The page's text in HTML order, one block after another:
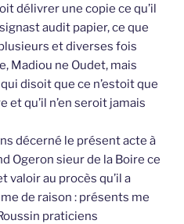
délivrer une copie ce qu’il
audit papier, ce que
et diverses fois
Madiou ne Oudet, mais
disoit que ce n’estoit que
et qu’il n’en seroit jamais
décerné le présent acte à
Ogeron sieur de la Boire ce
valoir au procès qu’il a
de raison : présents me
praticiens